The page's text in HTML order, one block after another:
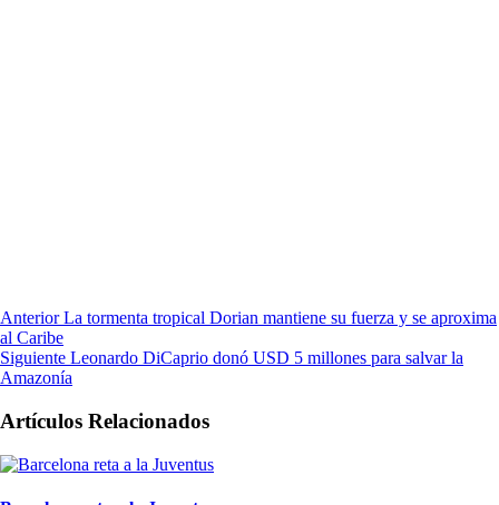
Anterior La tormenta tropical Dorian mantiene su fuerza y se aproxima
al Caribe
Siguiente Leonardo DiCaprio donó USD 5 millones para salvar la
Amazonía
Artículos Relacionados